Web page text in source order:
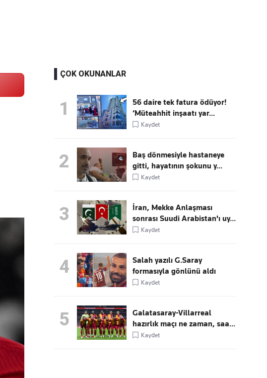
ÇOK OKUNANLAR
1
56 daire tek fatura ödüyor!
‘Müteahhit inşaatı yar...
Kaydet
2
Baş dönmesiyle hastaneye
gitti, hayatının şokunu y...
Kaydet
3
İran, Mekke Anlaşması
sonrası Suudi Arabistan'ı uy...
Kaydet
4
Salah yazılı G.Saray
formasıyla gönlünü aldı
Kaydet
5
Galatasaray-Villarreal
hazırlık maçı ne zaman, saa...
Kaydet